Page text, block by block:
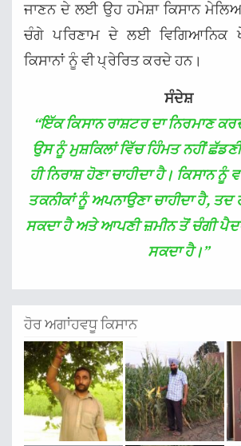
ਜਾਣਨ ਦੇ ਲਈ ਉਹ ਹਮੇਸ਼ਾ ਕਿਸਾਨ
ਚੰਗੇ ਪਰਿਣਾਮ ਦੇ ਲਈ ਵਿਗਿਆਨਿਕ
ਕਿਸਾਨਾਂ ਨੂੰ ਵੀ ਪ੍ਰੇਰਿਤ ਕਰਦੇ ਹਨ।
ਸੰਦੇਸ਼
“ਇੱਕ ਕਿਸਾਨ ਰਾਸ਼ਟਰ ਦਾ ਨਿਰਮਾਣ
ਉਸ ਨੂੰ ਮੁਸ਼ਕਿਲਾਂ ਵਿੱਚ ਹਿੰਮਤ ਨਹੀਂ
ਹੀ ਨਿਰਾਸ਼ ਹੋਣਾ ਚਾਹੀਦਾ ਹੈ। ਕਿਸਾਨ
ਤਕਨੀਕਾਂ ਨੂੰ ਅਪਨਾਉਣਾ ਚਾਹੀਦਾ ਹੈ, ਤਦ
ਸਕਦਾ ਹੈ ਅਤੇ ਆਪਣੀ ਜ਼ਮੀਨ ਤੋਂ ਚੰਗੀ
ਸਕਦਾ ਹੈ।”
ਹੋਰ ਅਗਾਂਹਵਧੂ ਕਿਸਾਨ